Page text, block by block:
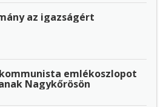
az igazságért
emlékoszlopot
Nagykőrösön